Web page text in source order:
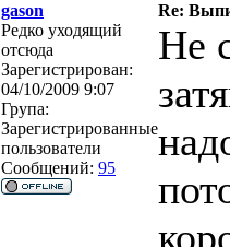
gason
Re:
Редко уходящий
отсюда
Зарегистрирован:
04/10/2009 9:07
Група:
Зарегистрированные
пользователи
Сообщений: 95
Не